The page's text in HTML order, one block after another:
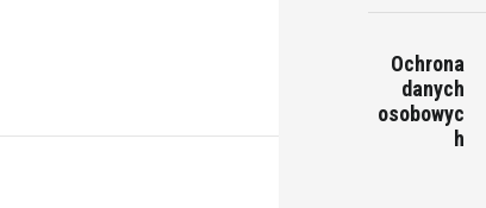
Ochrona
danych
osobowyc
h